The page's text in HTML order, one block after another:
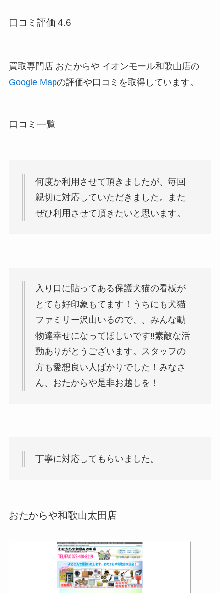
口コミ評価 4.6
買取専門店 おたからや イオンモール和歌山店の
Google Mapの評価や口コミを取得しています。
口コミ一覧
何度か利用させて頂きましたが、毎回
親切に対応していただきました。また
ぜひ利用させて頂きたいと思います。
入り口に貼ってある保護犬猫の看板が
とても好印象もてます！うちにも犬猫
ファミリー沢山いるので、、みんな動
物達幸せになってほしいです‼️素敵な活
動ありがとうございます。スタッフの
方も愛想良い人ばかりでした！みなさ
ん、おたからや是非お越しを！
丁寧に対応してもらいました。
おたからや和歌山太田店